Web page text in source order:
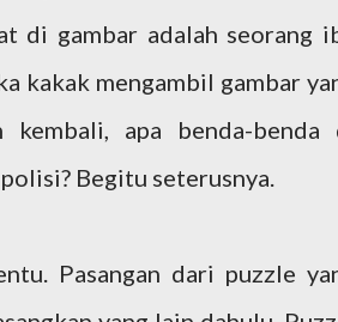
di gambar adalah seorang
kakak mengambil gambar
kembali, apa benda-benda
Begitu seterusnya.
Pasangan dari puzzle